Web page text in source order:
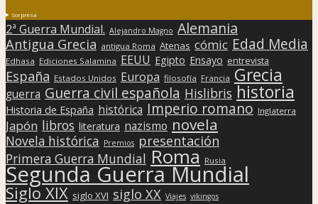
Sorpresa
2ª Guerra Mundial. Alejandro Magno Alemania
Antigua Grecia antigua Roma Atenas cómic Edad Media
Edhasa Ediciones Salamina EEUU Egipto Ensayo entrevista
España Estados Unidos Europa filosofía Francia Grecia
guerra Guerra civil española Hislibris historia
Historia de España histórica Imperio romano Inglaterra
Japón libros literatura nazismo novela
Novela histórica Premios presentación
Primera Guerra Mundial Roma Rusia
Segunda Guerra Mundial
Siglo XIX siglo XVI siglo XX Viajes vikingos